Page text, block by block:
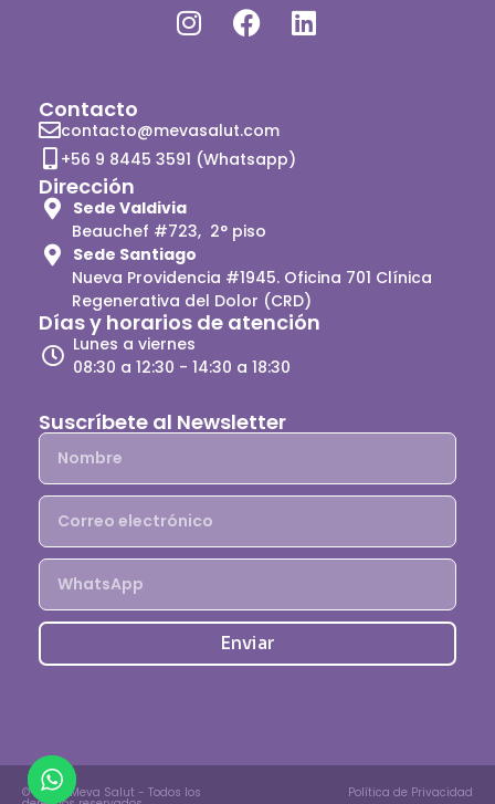
Contacto
contacto@mevasalut.com
+56 9 8445 3591 (Whatsapp)
Dirección
Sede Valdivia
Beauchef #723, 2° piso
Sede Santiago
Nueva Providencia #1945. Oficina 701 Clínica
Regenerativa del Dolor (CRD)
Días y horarios de atención
Lunes a viernes
08:30 a 12:30 - 14:30 a 18:30
Suscríbete al Newsletter
Enviar
© 2025, Meva Salut - Todos los Política de Privacidad